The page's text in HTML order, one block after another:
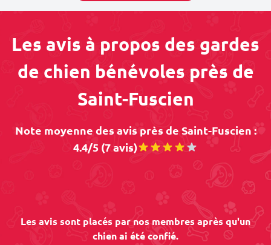
Les avis à propos des gardes
de chien bénévoles près de
Saint-Fuscien
Note moyenne des avis près de Saint-Fuscien :
4.4/5 (7 avis)
Les avis sont placés par nos membres après qu'un
chien ai été confié.